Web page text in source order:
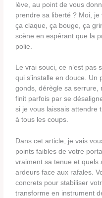
lève, au point de vous
prendre sa liberté ? Moi,
ça claque, ça bouge, ça
scène en espérant que la
polie.
Le vrai souci, ce n’est pas
qui s’installe en douce.
gonds, dérègle sa serrure,
finit parfois par se
si je vous laissais attendre
à tous les coups.
Dans cet article, je vais
points faibles de votre
vraiment sa tenue et quels
ardeurs face aux rafales.
concrets pour stabiliser
transforme en instrument